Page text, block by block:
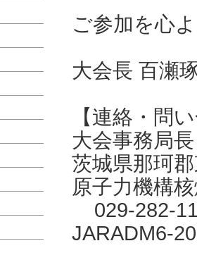
ご参加を心
大会長 百瀬
【連絡・問
大会事務局
茨城県那珂
原子力機構
029-282-
JARADM6-